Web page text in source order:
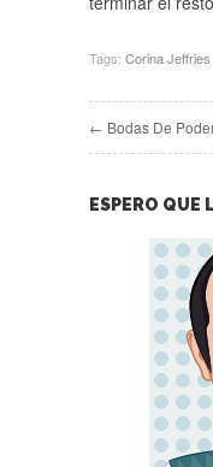
Tags: Corina Jeffries
← Bodas De
ESPERO QUE